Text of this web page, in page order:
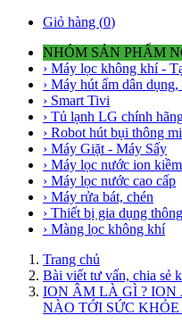
Giỏ hàng (0)
NHÓM SẢN PHẨM
› Máy lọc không khí -
› Máy hút ẩm dân
› Smart Tivi
› Tủ lạnh LG chính
› Robot hút bụi thông
› Máy Giặt - Máy Sấy
› Máy lọc nước ion kiềm
› Máy lọc nước cao cấp
› Máy rửa bát, chén
› Thiết bị gia dụng
› Màng lọc không khí
Trang chủ
Bài viết tư vấn, chia sẻ
ION ÂM LÀ GÌ ? ION
NÀO TỚI SỨC